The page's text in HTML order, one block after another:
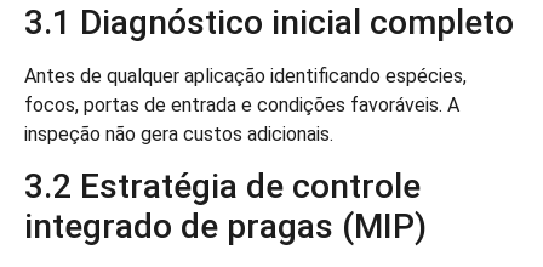
3.1 Diagnóstico inicial completo
Antes de qualquer aplicação identificando espécies,
focos, portas de entrada e condições favoráveis. A
inspeção não gera custos adicionais.
3.2 Estratégia de controle
integrado de pragas (MIP)